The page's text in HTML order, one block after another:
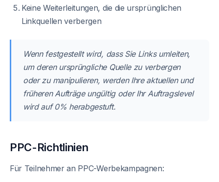
Keine Weiterleitungen, die die ursprünglichen
Linkquellen verbergen
Wenn festgestellt wird, dass Sie Links umleiten,
um deren ursprüngliche Quelle zu verbergen
oder zu manipulieren, werden Ihre aktuellen und
früheren Aufträge ungültig oder Ihr Auftragslevel
wird auf 0% herabgestuft.
PPC-Richtlinien
Für Teilnehmer an PPC-Werbekampagnen: